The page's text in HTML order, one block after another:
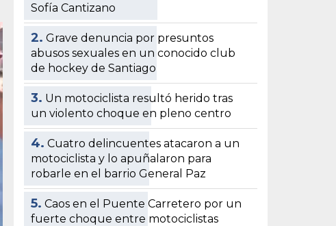
Sofía Cantizano
2. Grave denuncia por presuntos
abusos sexuales en un conocido club
de hockey de Santiago
3. Un motociclista resultó herido tras
un violento choque en pleno centro
4. Cuatro delincuentes atacaron a un
motociclista y lo apuñalaron para
robarle en el barrio General Paz
5. Caos en el Puente Carretero por un
fuerte choque entre motociclistas